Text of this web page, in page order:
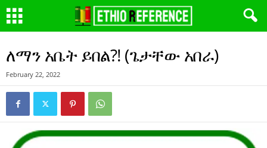
ለማን አቤት ይበል?! (ጌታቸው አበራ)
February 22, 2022